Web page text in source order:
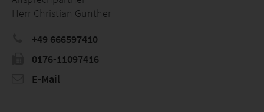
Herr Christian Günther
+49 666597410
0176-11097416
E-Mail